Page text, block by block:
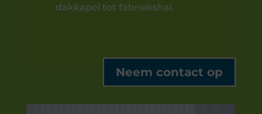
dakkapel tot fabriekshal.
Neem contact op